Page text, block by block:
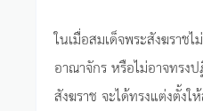
ในเมื่อสมเด็จพระสังฆราช
อาณาจักร หรือไม่อาจทรง
สังฆราช จะได้ทรงแต่งตั้งใ